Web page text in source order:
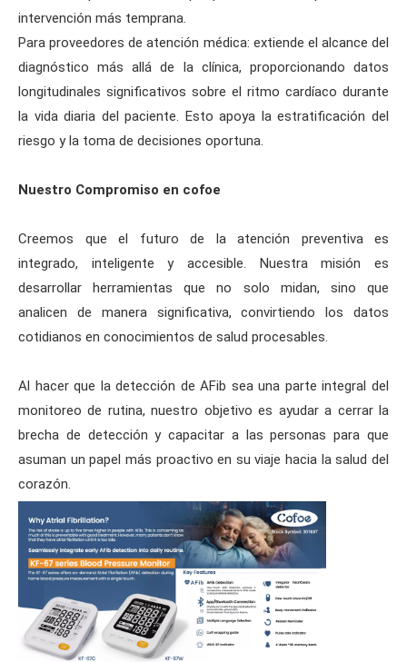
intervención más temprana.
Para proveedores de atención médica: extiende el alcance del
diagnóstico más allá de la clínica, proporcionando datos
longitudinales significativos sobre el ritmo cardíaco durante
la vida diaria del paciente. Esto apoya la estratificación del
riesgo y la toma de decisiones oportuna.
Nuestro Compromiso en cofoe
Creemos que el futuro de la atención preventiva es
integrado, inteligente y accesible. Nuestra misión es
desarrollar herramientas que no solo midan, sino que
analicen de manera significativa, convirtiendo los datos
cotidianos en conocimientos de salud procesables.
Al hacer que la detección de AFib sea una parte integral del
monitoreo de rutina, nuestro objetivo es ayudar a cerrar la
brecha de detección y capacitar a las personas para que
asuman un papel más proactivo en su viaje hacia la salud del
corazón.